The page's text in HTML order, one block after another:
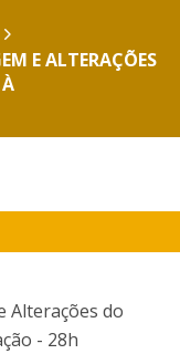
E ALTERAÇÕES
Alterações do
- 28h